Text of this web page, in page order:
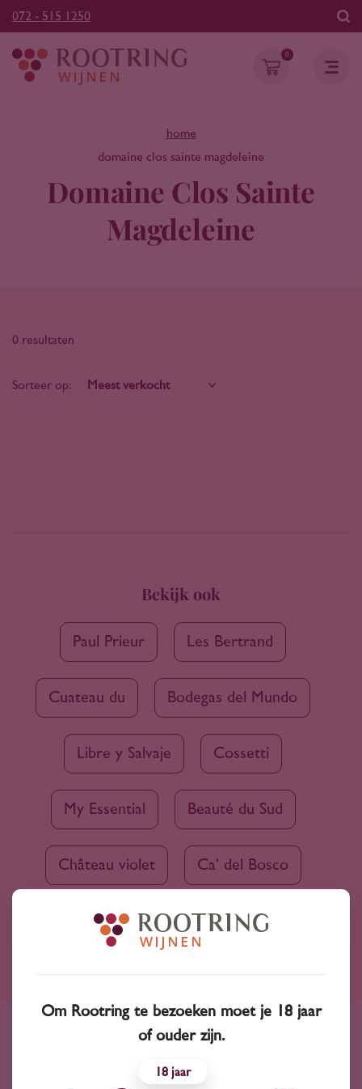
072 - 515 1250
0
home
domaine clos sainte magdeleine
Domaine Clos Sainte
Magdeleine
0 resultaten
Sorteer op:
Bekijk ook
Paul Prieur Les Bertrand
Cuateau du Bodegas del Mundo
Libre y Salvaje Cossetti
My Essential Beauté du Sud
Château violet Ca' del Bosco
4000+ wijnen in ons assortiment
Wij kunnen je altijd adviseren
Om Rootring te bezoeken moet je 18 jaar
of ouder zijn.
18